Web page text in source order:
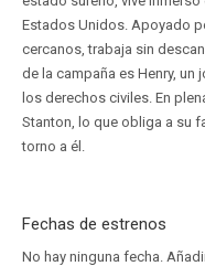
Estados Unidos. Apoyado
cercanos, trabaja sin
de la campaña es Henry, un
los derechos civiles. En
Stanton, lo que obliga a su
torno a él.
Fechas de estrenos
No hay ninguna fecha.